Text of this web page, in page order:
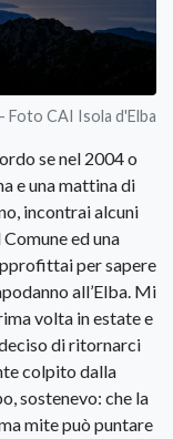
Foto CAI Isola d'Elba
se nel 2004 o
e una mattina di
incontrai alcuni
ed una
per sapere
all’Elba. Mi
volta in estate e
di ritornarci
colpito dalla
sostenevo: che la
mite può puntare